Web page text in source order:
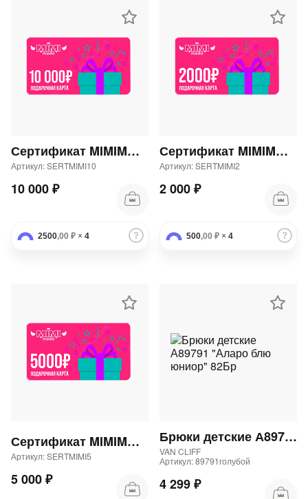
Сертификат MIMIMODA 10000 р.
Артикул: SERTMIMI10
10 000 ₽
2500,00 ₽ × 4
Сертификат MIMIMODA 2000 р.
Артикул: SERTMIMI2
2 000 ₽
500,00 ₽ × 4
Сертификат MIMIMODA 5000 р.
Артикул: SERTMIMI5
5 000 ₽
Брюки детские А89791 "Аларо блю юниор" 82Бр
VAN CLIFF
Артикул: 89791голубой
4 299 ₽